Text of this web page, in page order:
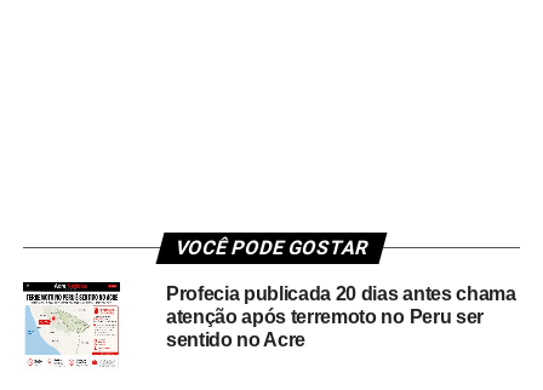
VOCÊ PODE GOSTAR
Profecia publicada 20 dias antes chama
atenção após terremoto no Peru ser
sentido no Acre